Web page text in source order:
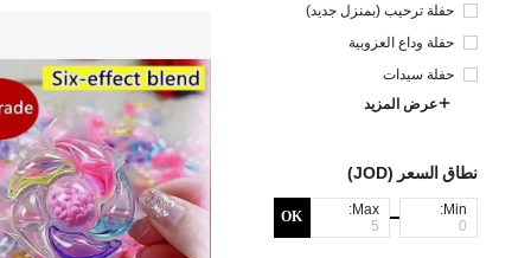
حفلة ترحيب (بمنزل جديد)
حفلة وداع العزوبية
حفلة سيدات
عرض المزيد
نطاق السعر (JOD)
Min:
Max:
OK